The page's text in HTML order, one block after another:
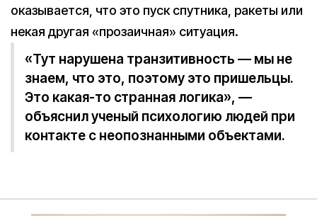
оказывается, что это пуск спутника, ракеты или
некая другая «прозаичная» ситуация.
«Тут нарушена транзитивность — мы не
знаем, что это, поэтому это пришельцы.
Это какая-то странная логика», —
объяснил ученый психологию людей при
контакте с неопознанными объектами.